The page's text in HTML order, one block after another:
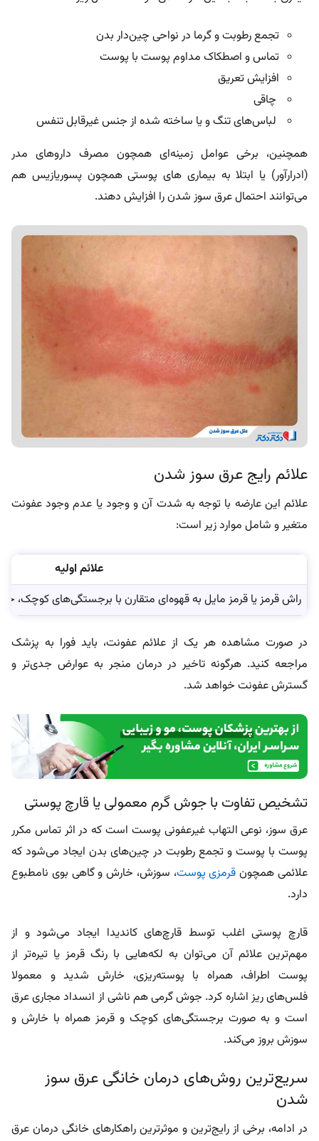
تجمع رطوبت و گرما در نواحی چین‌دار بدن
تماس و اصطکاک مداوم پوست با پوست
افزایش تعریق
چاقی
لباس‌های تنگ و یا ساخته شده از جنس غیرقابل تنفس
همچنین، برخی عوامل زمینه‌ای همچون مصرف داروهای مدر
(ادرارآور) یا ابتلا به بیماری‌ های پوستیهمچون پسوریازیس هم
می‌توانند احتمال عرق‌ سوز شدن را افزایش دهند.
علائم رایج عرق سوز شدن
علائم این عارضه با توجه به شدت آن و وجود یا عدم وجود عفونت
متغیر و شامل موارد زیر است:
علائم اولیه
راش قرمز یا قرمز مایل به قهوه‌ای متقارن با برجستگی‌های کوچک،
در صورت مشاهده هر یک از علائم عفونت، باید فورا به پزشک
مراجعه کنید. هرگونه تاخیر در درمان منجر به عوارض جدی‌تر و
گسترش عفونت خواهد شد.
تشخیص تفاوت با جوش گرم معمولی یا قارچ پوستی
عرق‌ سوز، نوعی التهاب غیرعفونی پوست است که در اثر تماس مکرر
پوست با پوست و تجمع رطوبت در چین‌های بدن ایجاد می‌شود که
علائمی همچون قرمزی پوست، سوزش، خارش و گاهی بوی نامطبوع
دارد.
قارچ پوستی اغلب توسط قارچ‌های کاندیدا ایجاد می‌شود و از
مهم‌ترین علائم آن می‌توان به لکه‌هایی با رنگ قرمز یا تیره‌تر از
پوست اطراف، همراه با پوسته‌ریزی، خارش شدید و معمولا
فلس‌های ریز اشاره کرد. جوش گرمی هم ناشی از انسداد مجاری عرق
است و به‌ صورت برجستگی‌های کوچک و قرمز همراه با خارش و
سوزش بروز می‌کند.
سریع‌ترین روش‌های درمان خانگی عرق سوز
شدن
در ادامه، برخی از رایج‌ترین و موثرترین راهکارهای خانگی درمان عرق